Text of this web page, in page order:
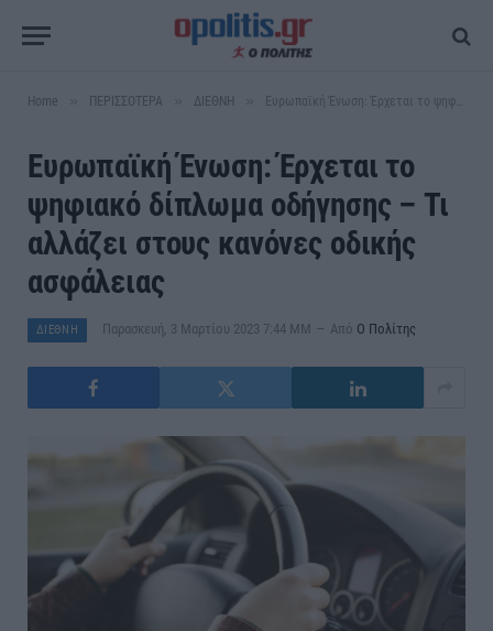
Home ΠΕΡΙΣΣΟΤΕΡΑ ΔΙΕΘΝΗ Ευρωπαϊκή Ένωση: Έρχεται το ψηφιακό δίπλωμα οδήγησης – Τι αλλάζει στους κανόνες οδικής ασφάλειας
Ευρωπαϊκή Ένωση: Έρχεται το
ψηφιακό δίπλωμα οδήγησης – Τι
αλλάζει στους κανόνες οδικής
ασφάλειας
ΔΙΕΘΝΗ Παρασκευή, 3 Μαρτίου 2023 7:44 ΜΜ Από Ο Πολίτης